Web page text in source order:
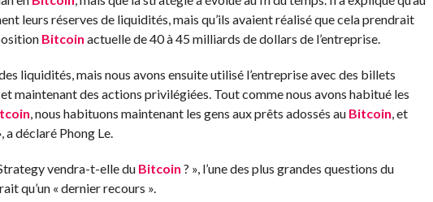
leurs réserves de liquidités, mais qu’ils avaient réalisé que cela prendrait
Bitcoin actuelle de 40 à 45 milliards de dollars de l’entreprise.
liquidités, mais nous avons ensuite utilisé l’entreprise avec des billets
maintenant des actions privilégiées. Tout comme nous avons habitué les
, nous habituons maintenant les gens aux prêts adossés au Bitcoin, et
a déclaré Phong Le.
vendra-t-elle du Bitcoin ? », l’une des plus grandes questions du
qu’un « dernier recours ».